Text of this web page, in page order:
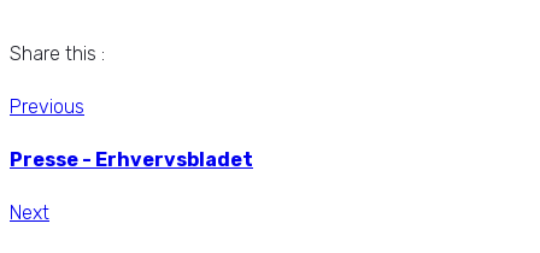
Share this :
Previous
Presse - Erhvervsbladet
Next